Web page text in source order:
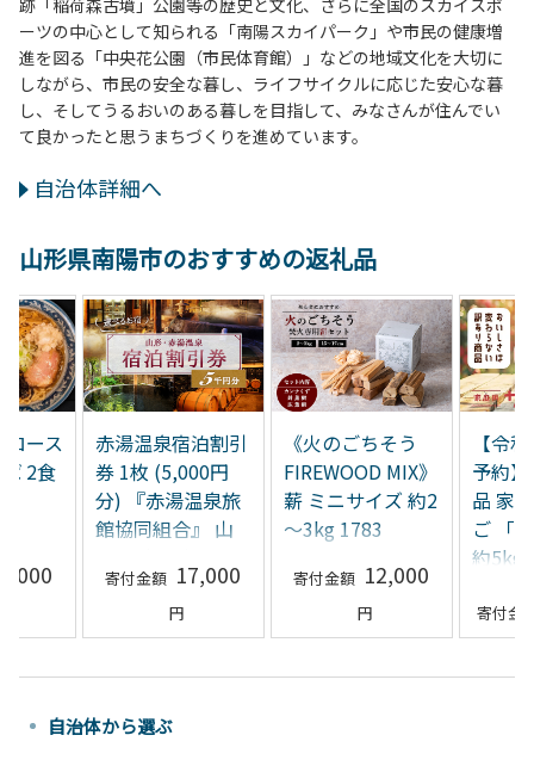
跡「稲荷森古墳」公園等の歴史と文化、さらに全国のスカイスポ
ーツの中心として知られる「南陽スカイパーク」や市民の健康増
進を図る「中央花公園（市民体育館）」などの地域文化を大切に
しながら、市民の安全な暮し、ライフサイクルに応じた安心な暮
し、そしてうるおいのある暮しを目指して、みなさんが住んでい
て良かったと思うまちづくりを進めています。
自治体詳細へ
山形県南陽市のおすすめの返礼品
ース
2食
赤湯温泉宿泊割引
券 1枚 (5,000円
分) 『赤湯温泉旅
館協同組合』 山
17,000
《火のごちそう
FIREWOOD MIX》
薪 ミニサイズ 約2
～3kg 1783
12,000
【令
予約
品 家
ご 「
約5kg
自治体から選ぶ